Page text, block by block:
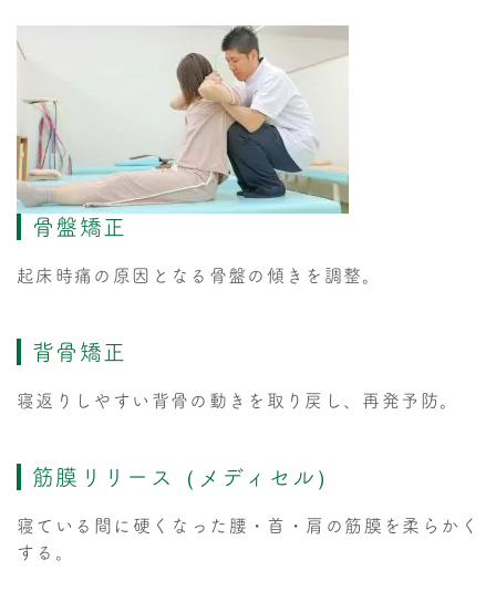
骨盤矯正
起床時痛の原因となる骨盤の傾きを調整。
背骨矯正
寝返りしやすい背骨の動きを取り戻し、再発予防。
筋膜リリース（メディセル）
寝ている間に硬くなった腰・首・肩の筋膜を柔らかく
する。